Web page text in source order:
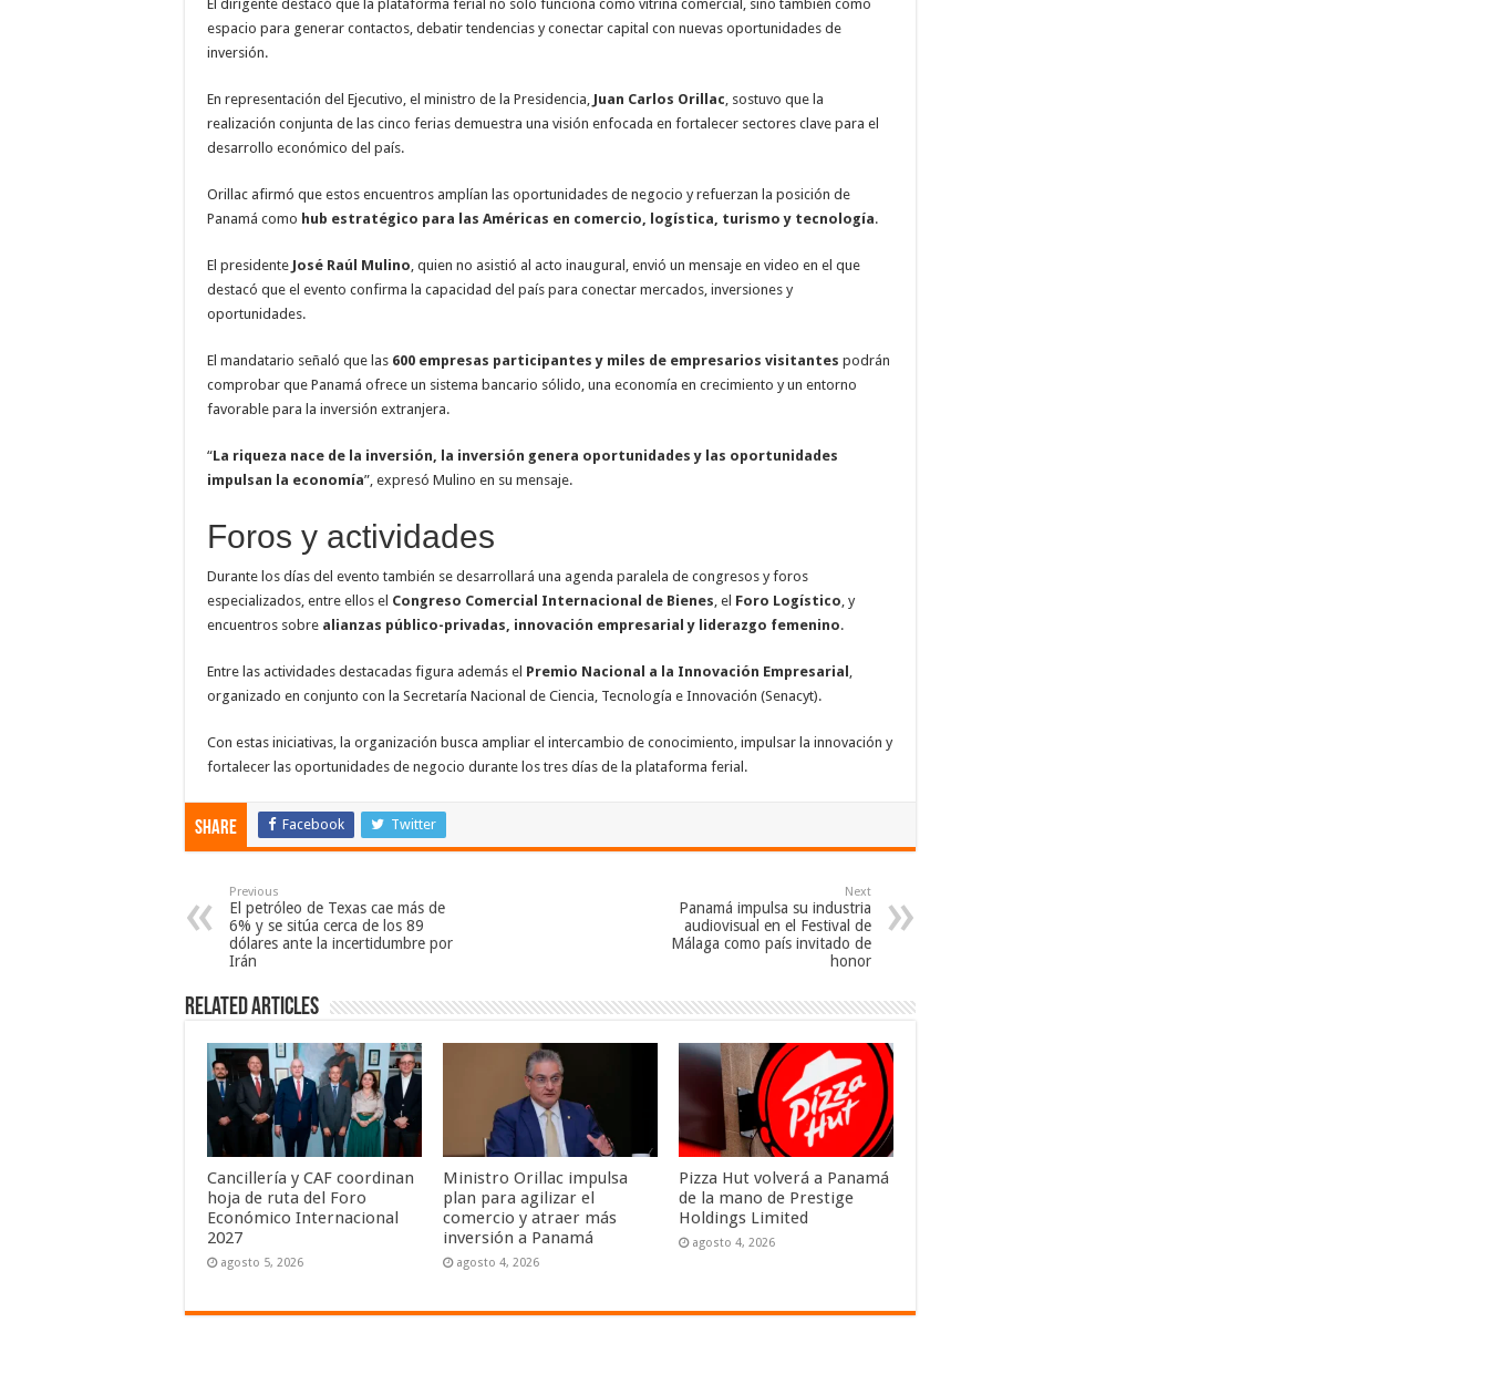
El dirigente destacó que la plataforma ferial no solo funciona como vitrina comercial, sino también como
espacio para generar contactos, debatir tendencias y conectar capital con nuevas oportunidades de
inversión.
En representación del Ejecutivo, el ministro de la Presidencia, Juan Carlos Orillac, sostuvo que la
realización conjunta de las cinco ferias demuestra una visión enfocada en fortalecer sectores clave para el
desarrollo económico del país.
Orillac afirmó que estos encuentros amplían las oportunidades de negocio y refuerzan la posición de
Panamá como hub estratégico para las Américas en comercio, logística, turismo y tecnología.
El presidente José Raúl Mulino, quien no asistió al acto inaugural, envió un mensaje en video en el que
destacó que el evento confirma la capacidad del país para conectar mercados, inversiones y
oportunidades.
El mandatario señaló que las 600 empresas participantes y miles de empresarios visitantes podrán
comprobar que Panamá ofrece un sistema bancario sólido, una economía en crecimiento y un entorno
favorable para la inversión extranjera.
“La riqueza nace de la inversión, la inversión genera oportunidades y las oportunidades
impulsan la economía”, expresó Mulino en su mensaje.
Foros y actividades
Durante los días del evento también se desarrollará una agenda paralela de congresos y foros
especializados, entre ellos el Congreso Comercial Internacional de Bienes, el Foro Logístico, y
encuentros sobre alianzas público-privadas, innovación empresarial y liderazgo femenino.
Entre las actividades destacadas figura además el Premio Nacional a la Innovación Empresarial ,
organizado en conjunto con la Secretaría Nacional de Ciencia, Tecnología e Innovación (Senacyt).
Con estas iniciativas, la organización busca ampliar el intercambio de conocimiento, impulsar la innovación y
fortalecer las oportunidades de negocio durante los tres días de la plataforma ferial.
Share Facebook Twitter
Previous
El petróleo de Texas cae más de
6% y se sitúa cerca de los 89
dólares ante la incertidumbre por
Irán
Next
Panamá impulsa su industria
audiovisual en el Festival de
Málaga como país invitado de
honor
Related Articles
Cancillería y CAF coordinan
hoja de ruta del Foro
Económico Internacional
2027
agosto 5, 2026
Ministro Orillac impulsa
plan para agilizar el
comercio y atraer más
inversión a Panamá
agosto 4, 2026
Pizza Hut volverá a Panamá
de la mano de Prestige
Holdings Limited
agosto 4, 2026